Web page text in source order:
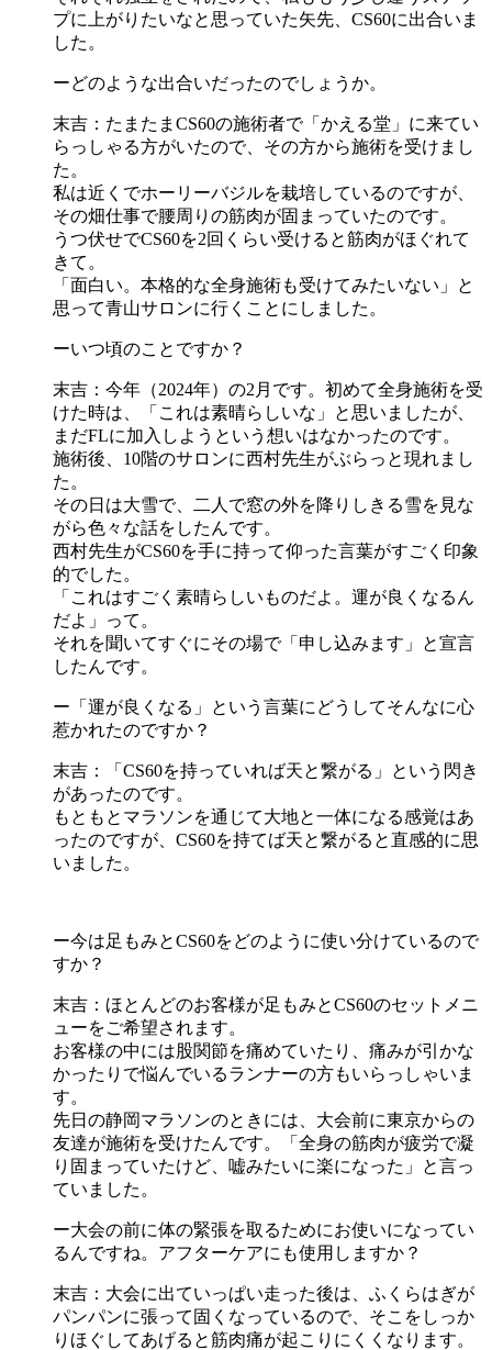
プに上がりたいなと思っていた矢先、CS60に出合いま
した。
ーどのような出合いだったのでしょうか。
末吉：たまたまCS60の施術者で「かえる堂」に来てい
らっしゃる方がいたので、その方から施術を受けまし
た。
私は近くでホーリーバジルを栽培しているのですが、
その畑仕事で腰周りの筋肉が固まっていたのです。
うつ伏せでCS60を2回くらい受けると筋肉がほぐれて
きて。
「面白い。本格的な全身施術も受けてみたいない」と
思って青山サロンに行くことにしました。
ーいつ頃のことですか？
末吉：今年（2024年）の2月です。初めて全身施術を受
けた時は、「これは素晴らしいな」と思いましたが、
まだFLに加入しようという想いはなかったのです。
施術後、10階のサロンに西村先生がぶらっと現れまし
た。
その日は大雪で、二人で窓の外を降りしきる雪を見な
がら色々な話をしたんです。
西村先生がCS60を手に持って仰った言葉がすごく印象
的でした。
「これはすごく素晴らしいものだよ。運が良くなるん
だよ」って。
それを聞いてすぐにその場で「申し込みます」と宣言
したんです。
ー「運が良くなる」という言葉にどうしてそんなに心
惹かれたのですか？
末吉：「CS60を持っていれば天と繋がる」という閃き
があったのです。
もともとマラソンを通じて大地と一体になる感覚はあ
ったのですが、CS60を持てば天と繋がると直感的に思
いました。
ー今は足もみとCS60をどのように使い分けているので
すか？
末吉：ほとんどのお客様が足もみとCS60のセットメニ
ューをご希望されます。
お客様の中には股関節を痛めていたり、痛みが引かな
かったりで悩んでいるランナーの方もいらっしゃいま
す。
先日の静岡マラソンのときには、大会前に東京からの
友達が施術を受けたんです。「全身の筋肉が疲労で凝
り固まっていたけど、嘘みたいに楽になった」と言っ
ていました。
ー大会の前に体の緊張を取るためにお使いになってい
るんですね。アフターケアにも使用しますか？
末吉：大会に出ていっぱい走った後は、ふくらはぎが
パンパンに張って固くなっているので、そこをしっか
りほぐしてあげると筋肉痛が起こりにくくなります。